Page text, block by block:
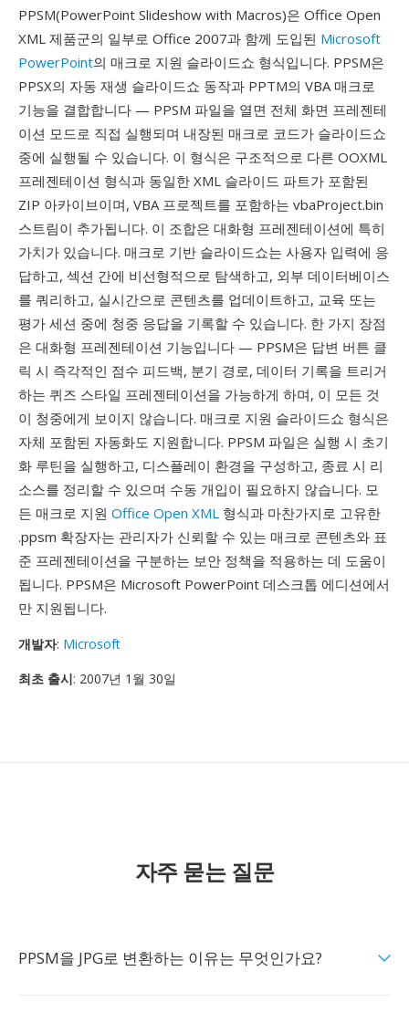
PPSM(PowerPoint Slideshow with Macros)은 Office Open
XML 제품군의 일부로 Office 2007과 함께 도입된 Microsoft
PowerPoint의 매크로 지원 슬라이드쇼 형식입니다. PPSM은
PPSX의 자동 재생 슬라이드쇼 동작과 PPTM의 VBA 매크로
기능을 결합합니다 — PPSM 파일을 열면 전체 화면 프레젠테
이션 모드로 직접 실행되며 내장된 매크로 코드가 슬라이드쇼
중에 실행될 수 있습니다. 이 형식은 구조적으로 다른 OOXML
프레젠테이션 형식과 동일한 XML 슬라이드 파트가 포함된
ZIP 아카이브이며, VBA 프로젝트를 포함하는 vbaProject.bin
스트림이 추가됩니다. 이 조합은 대화형 프레젠테이션에 특히
가치가 있습니다. 매크로 기반 슬라이드쇼는 사용자 입력에 응
답하고, 섹션 간에 비선형적으로 탐색하고, 외부 데이터베이스
를 쿼리하고, 실시간으로 콘텐츠를 업데이트하고, 교육 또는
평가 세션 중에 청중 응답을 기록할 수 있습니다. 한 가지 장점
은 대화형 프레젠테이션 기능입니다 — PPSM은 답변 버튼 클
릭 시 즉각적인 점수 피드백, 분기 경로, 데이터 기록을 트리거
하는 퀴즈 스타일 프레젠테이션을 가능하게 하며, 이 모든 것
이 청중에게 보이지 않습니다. 매크로 지원 슬라이드쇼 형식은
자체 포함된 자동화도 지원합니다. PPSM 파일은 실행 시 초기
화 루틴을 실행하고, 디스플레이 환경을 구성하고, 종료 시 리
소스를 정리할 수 있으며 수동 개입이 필요하지 않습니다. 모
든 매크로 지원 Office Open XML 형식과 마찬가지로 고유한
.ppsm 확장자는 관리자가 신뢰할 수 있는 매크로 콘텐츠와 표
준 프레젠테이션을 구분하는 보안 정책을 적용하는 데 도움이
됩니다. PPSM은 Microsoft PowerPoint 데스크톱 에디션에서
만 지원됩니다.
개발자: Microsoft
최초 출시: 2007년 1월 30일
자주 묻는 질문
PPSM을 JPG로 변환하는 이유는 무엇인가요?